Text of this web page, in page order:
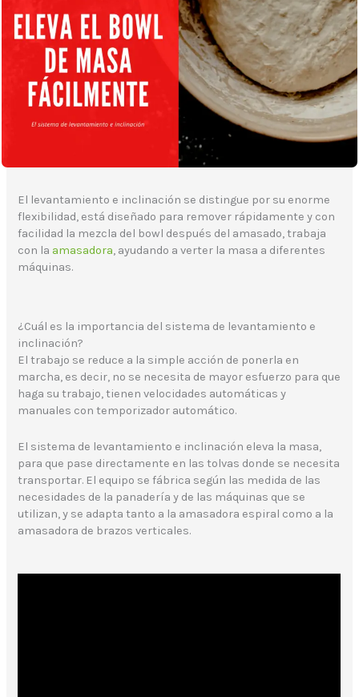
El levantamiento e inclinación se distingue por su enorme
flexibilidad, está diseñado para remover rápidamente y con
facilidad la mezcla del bowl después del amasado, trabaja
con la amasadora, ayudando a verter la masa a diferentes
máquinas.
¿Cuál es la importancia del sistema de levantamiento e
inclinación?
El trabajo se reduce a la simple acción de ponerla en
marcha, es decir, no se necesita de mayor esfuerzo para que
haga su trabajo, tienen velocidades automáticas y
manuales con temporizador automático.
El sistema de levantamiento e inclinación eleva la masa,
para que pase directamente en las tolvas donde se necesita
transportar. El equipo se fábrica según las medida de las
necesidades de la panadería y de las máquinas que se
utilizan, y se adapta tanto a la amasadora espiral como a la
amasadora de brazos verticales.